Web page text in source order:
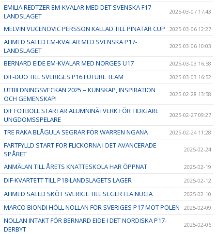
EMILIA REDTZER EM-KVALAR MED DET SVENSKA F17-
LANDSLAGET
2025-03-07 17:43
MELVIN VUCENOVIC PERSSON KALLAD TILL PINATAR CUP 2025-03-06 12:27
AHMED SAEED EM-KVALAR MED SVENSKA P17-
LANDSLAGET
2025-03-06 10:03
BERNARD EIDE EM-KVALAR MED NORGES U17 2025-03-03 16:58
DIF-DUO TILL SVERIGES P16 FUTURE TEAM 2025-03-03 16:52
UTBILDNINGSVECKAN 2025 – KUNSKAP, INSPIRATION
OCH GEMENSKAP!
2025-02-28 13:58
DIF FOTBOLL STARTAR ALUMNINÄTVERK FÖR TIDIGARE
UNGDOMSSPELARE
2025-02-27 09:27
TRE RAKA BLÅGULA SEGRAR FÖR WARREN NGANA 2025-02-24 11:28
FARTFYLLD START FÖR FLICKORNA I DET AVANCERADE
SPÅRET
2025-02-24
ANMÄLAN TILL ÅRETS KNATTESKOLA HAR ÖPPNAT 2025-02-19
DIF-KVARTETT TILL P18-LANDSLAGETS LÄGER 2025-02-12
AHMED SAEED SKÖT SVERIGE TILL SEGER I LA NUCIA 2025-02-10
MARCO BIONDI HÖLL NOLLAN FÖR SVERIGES P17 MOT POLEN 2025-02-09
NOLLAN INTAKT FÖR BERNARD EIDE I DET NORDISKA P17-
DERBYT
2025-02-06